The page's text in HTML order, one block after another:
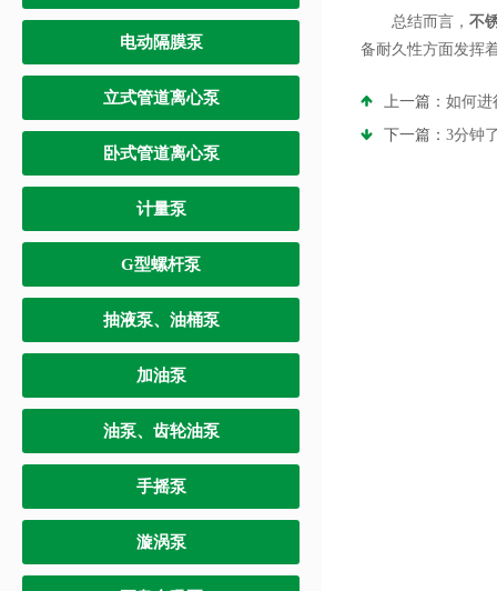
电动隔膜泵
立式管道离心泵
卧式管道离心泵
计量泵
G型螺杆泵
抽液泵、油桶泵
加油泵
油泵、齿轮油泵
手摇泵
漩涡泵
总结而言， 不
备耐久性方面发挥
上一篇： 如何进
下一篇： 3分钟